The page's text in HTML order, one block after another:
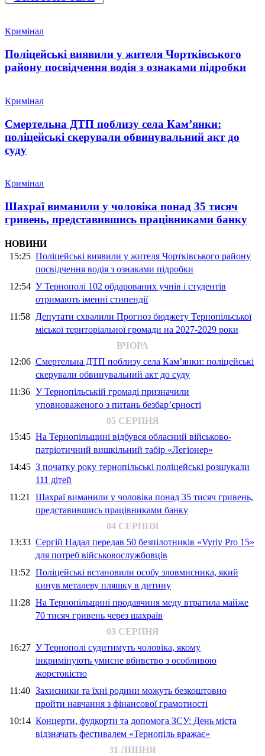
Кримінал
Поліцейські виявили у жителя Чортківського
району посвідчення водія з ознаками підробки
Кримінал
Смертельна ДТП поблизу села Кам’янки:
поліцейські скерували обвинувальний акт до
суду
Кримінал
Шахраї виманили у чоловіка понад 35 тисяч
гривень, представившись працівниками банку
НОВИНИ
15:25 Поліцейські виявили у жителя Чортківського району
посвідчення водія з ознаками підробки
12:54 У Тернополі 102 обдарованих учнів і студентів
отримають іменні стипендії
11:58 Депутати схвалили Прогноз бюджету Тернопільської
міської територіальної громади на 2027-2029 роки
ВЧОРА
12:06 Смертельна ДТП поблизу села Кам’янки: поліцейські
скерували обвинувальний акт до суду
11:36 У Тернопільській громаді призначили
уповноваженого з питань безбар’єрності
05 СЕРПНЯ
15:45 На Тернопільщині відбувся обласний військово-
патріотичний вишкільний табір «Легіонер»
14:45 З початку року тернопільські поліцейські розшукали
111 дітей
11:21 Шахраї виманили у чоловіка понад 35 тисяч гривень,
представившись працівниками банку
04 СЕРПНЯ
13:33 Сергій Надал передав 50 безпілотників «Vyriy Pro 15»
для потреб військовослужбовців
11:52 Поліцейські встановили особу зловмисника, який
кинув металеву пляшку в дитину
11:28 На Тернопільщині продавчиня меду втратила майже
70 тисяч гривень через шахраїв
03 СЕРПНЯ
16:27 У Тернополі судитимуть чоловіка, якому
інкримінують умисне вбивство з особливою
жорстокістю
11:40 Захисники та їхні родини можуть безкоштовно
пройти навчання з фінансової грамотності
10:14 Концерти, фудкорти та допомога ЗСУ: День міста
відзначать фестивалем «Тернопіль вражає»
31 ЛИПНЯ